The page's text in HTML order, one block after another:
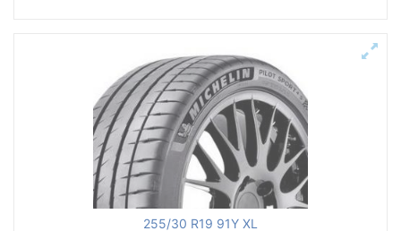
255/30 R19 91Y XL